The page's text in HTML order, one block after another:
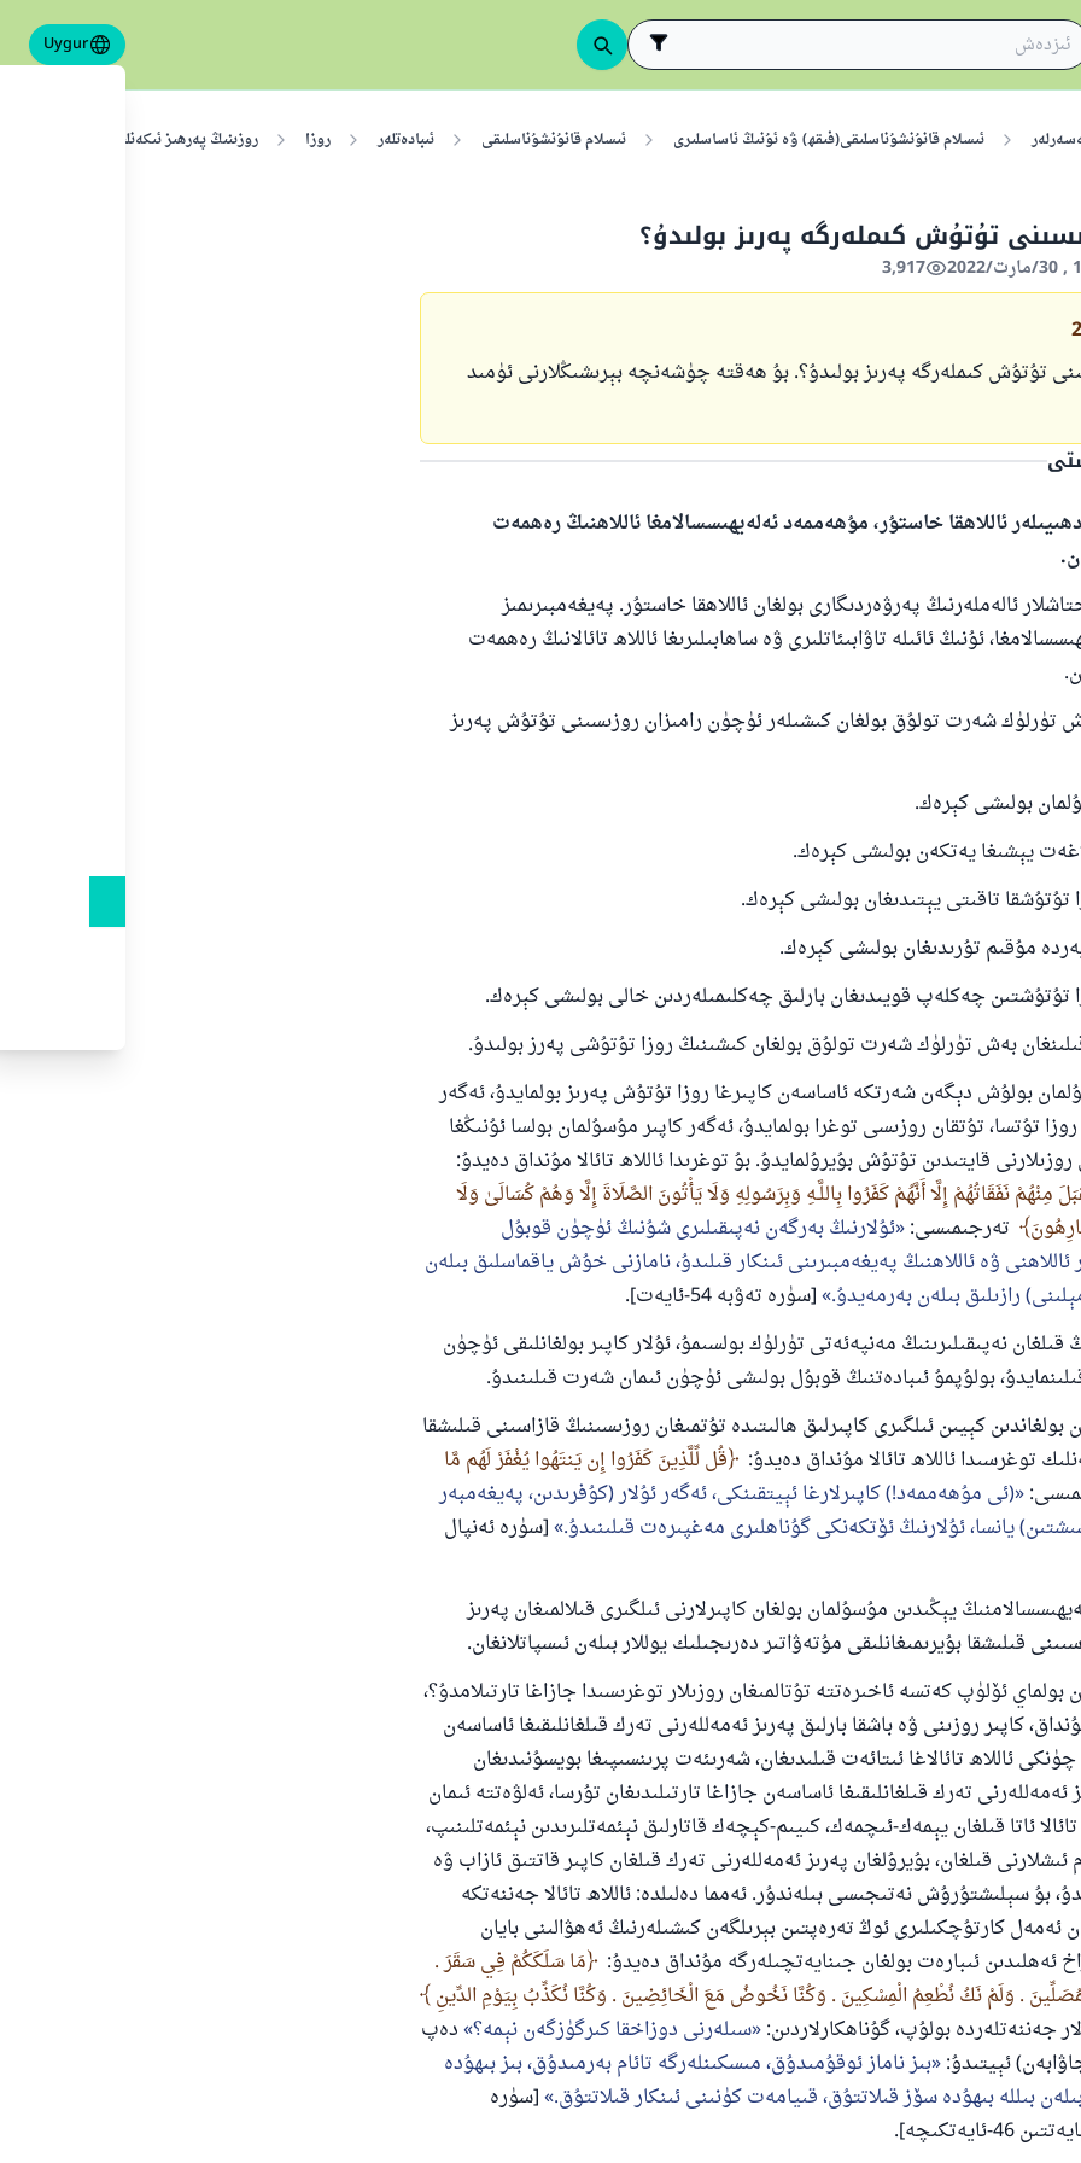
Uygur
ئىسلام قانۇنشۇناسلىقى(فىقھ) ۋە ئۇنىڭ ئاساسلىرى ئىسلام قانۇنشۇناسلىقى ئىبادەتلەر روزا روزىنىڭ پەرھىز ئىكەنلىكى ۋە ئۇنىڭ
تۇتۇش كىملەرگە پەرىز بولىدۇ؟
3,917
تۇتۇش كىملەرگە پەرىز بولىدۇ؟. بۇ ھەقتە چۈشەنچە بېرىشىڭلارنى ئۈمىد
ئاللاھقا خاستۇر، مۇھەممەد ئەلەيھىسسالامغا ئاللاھنىڭ رەھمەت
ئالەملەرنىڭ پەرۋەردىگارى بولغان ئاللاھقا خاستۇر. پەيغەمبىرىمىز
ئۇنىڭ ئائىلە تاۋابىئاتلىرى ۋە ساھابىلىرىغا ئاللاھ تائالانىڭ رەھمەت
شەرت تولۇق بولغان كىشىلەر ئۈچۈن رامىزان روزىسىنى تۇتۇش پەرىز
بولىشى كېرەك.
يېشىغا يەتكەن بولىشى كېرەك.
تاقىتى يېتىدىغان بولىشى كېرەك.
مۇقىم تۇرىدىغان بولىشى كېرەك.
چەكلەپ قويىدىغان بارلىق چەكلىمىلەردىن خالى بولىشى كېرەك.
بەش تۈرلۈك شەرت تولۇق بولغان كىشىنىڭ روزا تۇتۇشى پەرز بولىدۇ.
بولۇش دېگەن شەرتكە ئاساسەن كاپىرغا روزا تۇتۇش پەرىز بولمايدۇ، ئەگەر
تۇتسا، تۇتقان روزىسى توغرا بولمايدۇ، ئەگەر كاپىر مۇسۇلمان بولسا ئۇنىڭغا
قايتىدىن تۇتۇش بۇيرۇلمايدۇ. بۇ توغرىدا ئاللاھ تائالا مۇنداق دەيدۇ:
مِنْهُمْ نَفَقَاتُهُمْ إِلَّا أَنَّهُمْ كَفَرُوا بِاللَّـهِ وَبِرَسُولِهِ وَلَا يَأْتُونَ الصَّلَاةَ إِلَّا وَهُمْ كُسَالَىٰ وَلَا
تەرجىمىسى: ئۇلارنىڭ بەرگەن نەپىقىلىرى شۇنىڭ ئۈچۈن قوبۇل
ئاللاھنى ۋە ئاللاھنىڭ پەيغەمبىرىنى ئىنكار قىلىدۇ، نامازنى خۇش ياقماسلىق بىلەن
رازىلىق بىلەن بەرمەيدۇ. [سۈرە تەۋبە 54-ئايەت].
نەپىقىلىرىنىڭ مەنپەئەتى تۈرلۈك بولسىمۇ، ئۇلار كاپىر بولغانلىقى ئۈچۈن
بولۇپمۇ ئىبادەتنىڭ قوبۇل بولىشى ئۈچۈن ئىمان شەرت قىلىنىدۇ.
كېيىن ئىلگىرى كاپىرلىق ھالىتىدە تۇتمىغان روزىسىنىڭ قازاسىنى قىلىشقا
توغرسىدا ئاللاھ تائالا مۇنداق دەيدۇ:
قُل لِّلَّذِينَ كَفَرُوا إِن يَنتَهُوا يُغْفَرْ لَهُم مَّا
(ئى مۇھەممەد!) كاپىرلارغا ئېيتقىنكى، ئەگەر ئۇلار (كۇفرىدىن، پەيغەمبەر
يانسا، ئۇلارنىڭ ئۆتكەنكى گۇناھلىرى مەغپىرەت قىلىنىدۇ. [سۈرە ئەنپال
يېڭىدىن مۇسۇلمان بولغان كاپىرلارنى ئىلگىرى قىلالمىغان پەرىز
قىلىشقا بۇيرىمىغانلىقى مۇتەۋاتىر دەرىجىلىك يوللار بىلەن ئىسپاتلانغان.
ئۆلۈپ كەتسە ئاخىرەتتە تۇتالمىغان روزىلار توغرىسىدا جازاغا تارتىلامدۇ؟،
كاپىر روزىنى ۋە باشقا بارلىق پەرىز ئەمەللەرنى تەرك قىلغانلىقىغا ئاساسەن
چۈنكى ئاللاھ تائالاغا ئىتائەت قىلىدىغان، شەرىئەت پرىنسىپىغا بويسۇنىدىغان
تەرك قىلغانلىقىغا ئاساسەن جازاغا تارتىلىدىغان تۇرسا، ئەلۋەتتە ئىمان
تائالا ئاتا قىلغان يېمەك-ئىچمەك، كىيىم-كېچەك قاتارلىق نېئمەتلىرىدىن نېئمەتلىنىپ،
قىلغان، بۇيرۇلغان پەرىز ئەمەللەرنى تەرك قىلغان كاپىر قاتتىق ئازاب ۋە
بۇ سېلىشتۇرۇش نەتىجىسى بىلەندۇر. ئەمما دەلىلدە: ئاللاھ تائالا جەننەتكە
كارتۇچكىلىرى ئوڭ تەرەپتىن بېرىلگەن كىشىلەرنىڭ ئەھۋالىنى بايان
ئەھلىدىن ئىبارەت بولغان جىنايەتچىلەرگە مۇنداق دەيدۇ:
مَا سَلَكَكُمْ فِي سَقَرَ .
. وَلَمْ نَكُ نُطْعِمُ الْمِسْكِينَ . وَكُنَّا نَخُوضُ مَعَ الْخَائِضِينَ . وَكُنَّا نُكَذِّبُ بِيَوْمِ الدِّينِ
جەننەتلەردە بولۇپ، گۇناھكارلاردىن: سىلەرنى دوزاخقا كىرگۈزگەن نېمە؟ دەپ
ئېيتىدۇ: بىز ناماز ئوقۇمىدۇق، مىسكىنلەرگە تائام بەرمىدۇق، بىز بىھۇدە
بىللە بىھۇدە سۆز قىلاتتۇق، قىيامەت كۈنىنى ئىنكار قىلاتتۇق. [سۈرە